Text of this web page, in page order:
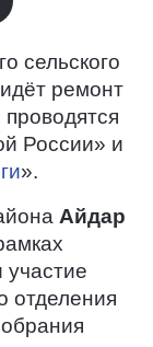
сельского
ремонт
России» и
».
Айдар
участие
отделения